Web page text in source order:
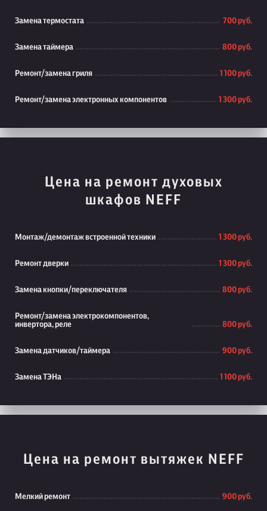
Замена термостата 700 руб.
Замена таймера 800 руб.
Ремонт/замена гриля 1 100 руб.
Ремонт/замена электронных компонентов 1 300 руб.
Цена на ремонт духовых
шкафов NEFF
Монтаж/демонтаж встроенной техники 1 300 руб.
Ремонт дверки 1 300 руб.
Замена кнопки/переключателя 800 руб.
Ремонт/замена электрокомпонентов,
инвертора, реле
800 руб.
Замена датчиков/таймера 900 руб.
Замена ТЭНа 1 100 руб.
Цена на ремонт вытяжек NEFF
Мелкий ремонт 900 руб.